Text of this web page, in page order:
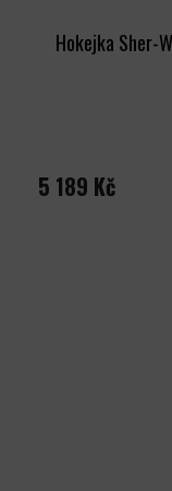
Hokejka Sher-
5 189 Kč